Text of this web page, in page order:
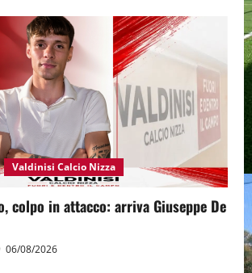
Valdinisi Calcio Nizza
colpo in attacco: arriva Giuseppe De
06/08/2026